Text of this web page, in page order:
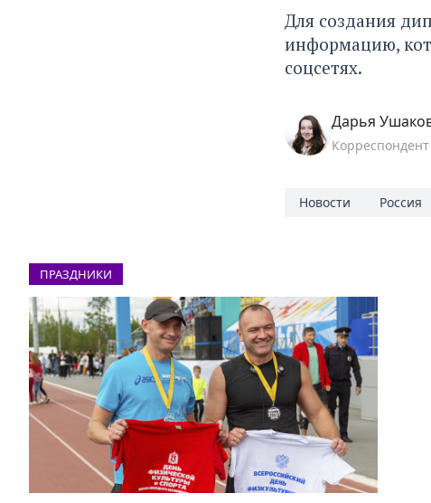
Для создания
информацию,
соцсетях.
Дарья
Корреспондент
Новости Россия
ПРАЗДНИКИ